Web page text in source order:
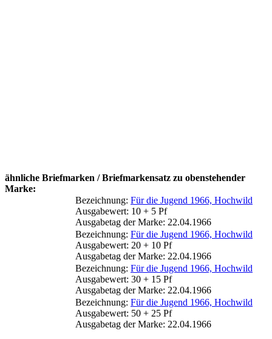
ähnliche Briefmarken / Briefmarkensatz zu obenstehender
Marke:
Bezeichnung: Für die Jugend 1966, Hochwild
Ausgabewert: 10 + 5 Pf
Ausgabetag der Marke: 22.04.1966
Bezeichnung: Für die Jugend 1966, Hochwild
Ausgabewert: 20 + 10 Pf
Ausgabetag der Marke: 22.04.1966
Bezeichnung: Für die Jugend 1966, Hochwild
Ausgabewert: 30 + 15 Pf
Ausgabetag der Marke: 22.04.1966
Bezeichnung: Für die Jugend 1966, Hochwild
Ausgabewert: 50 + 25 Pf
Ausgabetag der Marke: 22.04.1966